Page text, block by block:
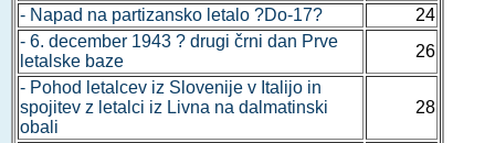
- Napad na partizansko letalo ?Do-17?
24
- 6. december 1943 ? drugi črni dan Prve
letalske baze
26
- Pohod letalcev iz Slovenije v Italijo in
spojitev z letalci iz Livna na dalmatinski
obali
28